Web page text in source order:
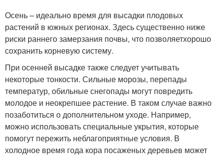
Осень – идеально время для высадки плодовых
растений в южных регионах. Здесь существенно ниже
риски раннего замерзания почвы, что позволяетхорошо
сохранить корневую систему.
При осенней высадке также следует учитывать
некоторые тонкости. Сильные морозы, перепады
температур, обильные снегопады могут повредить
молодое и неокрепшее растение. В таком случае важно
позаботиться о дополнительном уходе. Например,
можно использовать специальные укрытия, которые
помогут пережить неблагоприятные условия. В
холодное время года кора посаженых деревьев может